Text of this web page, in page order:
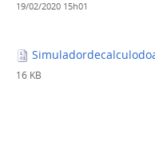
19/02/2020 15h01
16 KB